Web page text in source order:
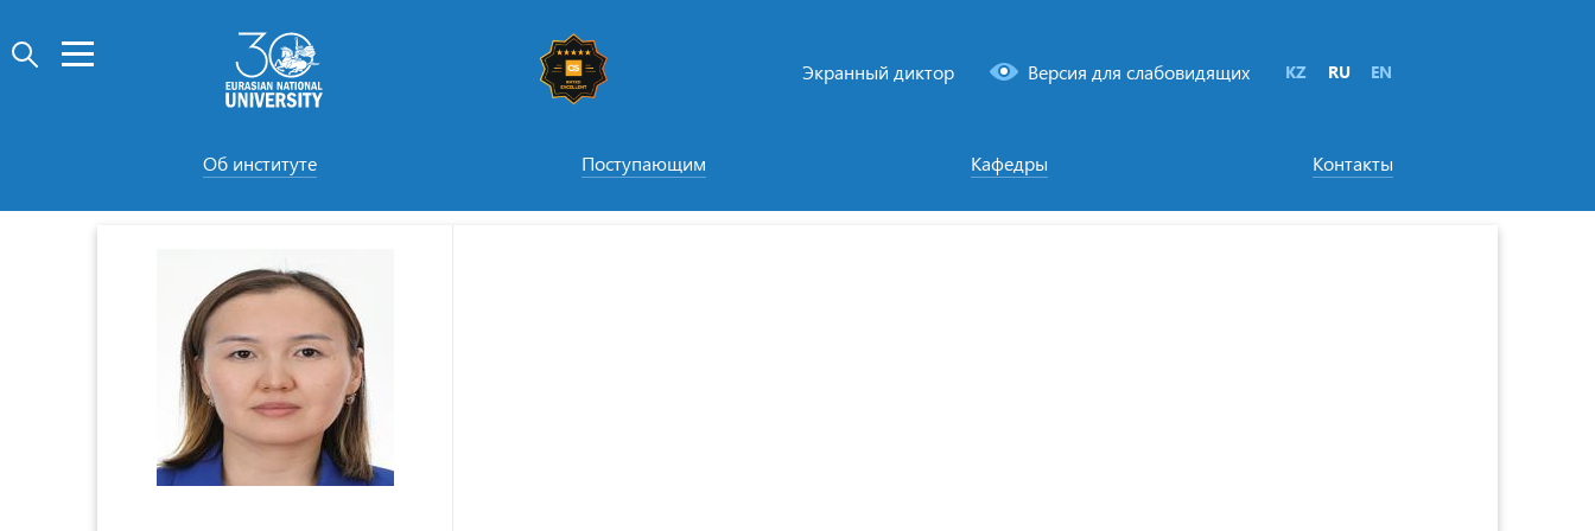
Экранный диктор Версия для слабовидящих KZ RU EN
Об институте Поступающим Кафедры Контакты